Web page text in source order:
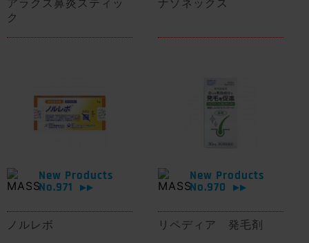
アラクス鼻炎スティッ
ク
ナゾネックス
New Products
No.971
▶▶
ノルレボ
New Products
No.970
▶▶
リペディア 発毛剤